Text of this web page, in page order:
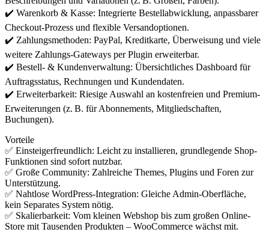
✔️ Warenkorb & Kasse: Integrierte Bestellabwicklung, anpassbarer
Checkout-Prozess und flexible Versandoptionen.
✔️ Zahlungsmethoden: PayPal, Kreditkarte, Überweisung und viele
weitere Zahlungs-Gateways per Plugin erweiterbar.
✔️ Bestell- & Kundenverwaltung: Übersichtliches Dashboard für
Auftragsstatus, Rechnungen und Kundendaten.
✔️ Erweiterbarkeit: Riesige Auswahl an kostenfreien und Premium-
Erweiterungen (z. B. für Abonnements, Mitgliedschaften,
Buchungen).
Vorteile
✅ Einsteigerfreundlich: Leicht zu installieren, grundlegende Shop-
Funktionen sind sofort nutzbar.
✅ Große Community: Zahlreiche Themes, Plugins und Foren zur
Unterstützung.
✅ Nahtlose WordPress-Integration: Gleiche Admin-Oberfläche,
kein Separates System nötig.
✅ Skalierbarkeit: Vom kleinen Webshop bis zum großen Online-
Store mit Tausenden Produkten – WooCommerce wächst mit.